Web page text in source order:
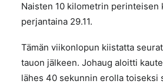
Naisten 10 kilometrin perinteisen
perjantaina 29.11.
Tämän viikonlopun kiistatta
tauon jälkeen. Johaug aloitti
lähes 40 sekunnin erolla toiseksi